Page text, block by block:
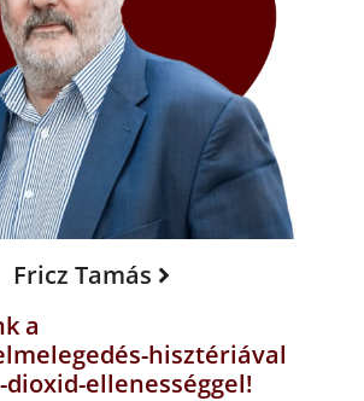
Fricz Tamás
a
hisztériával
dioxid-ellenességgel!